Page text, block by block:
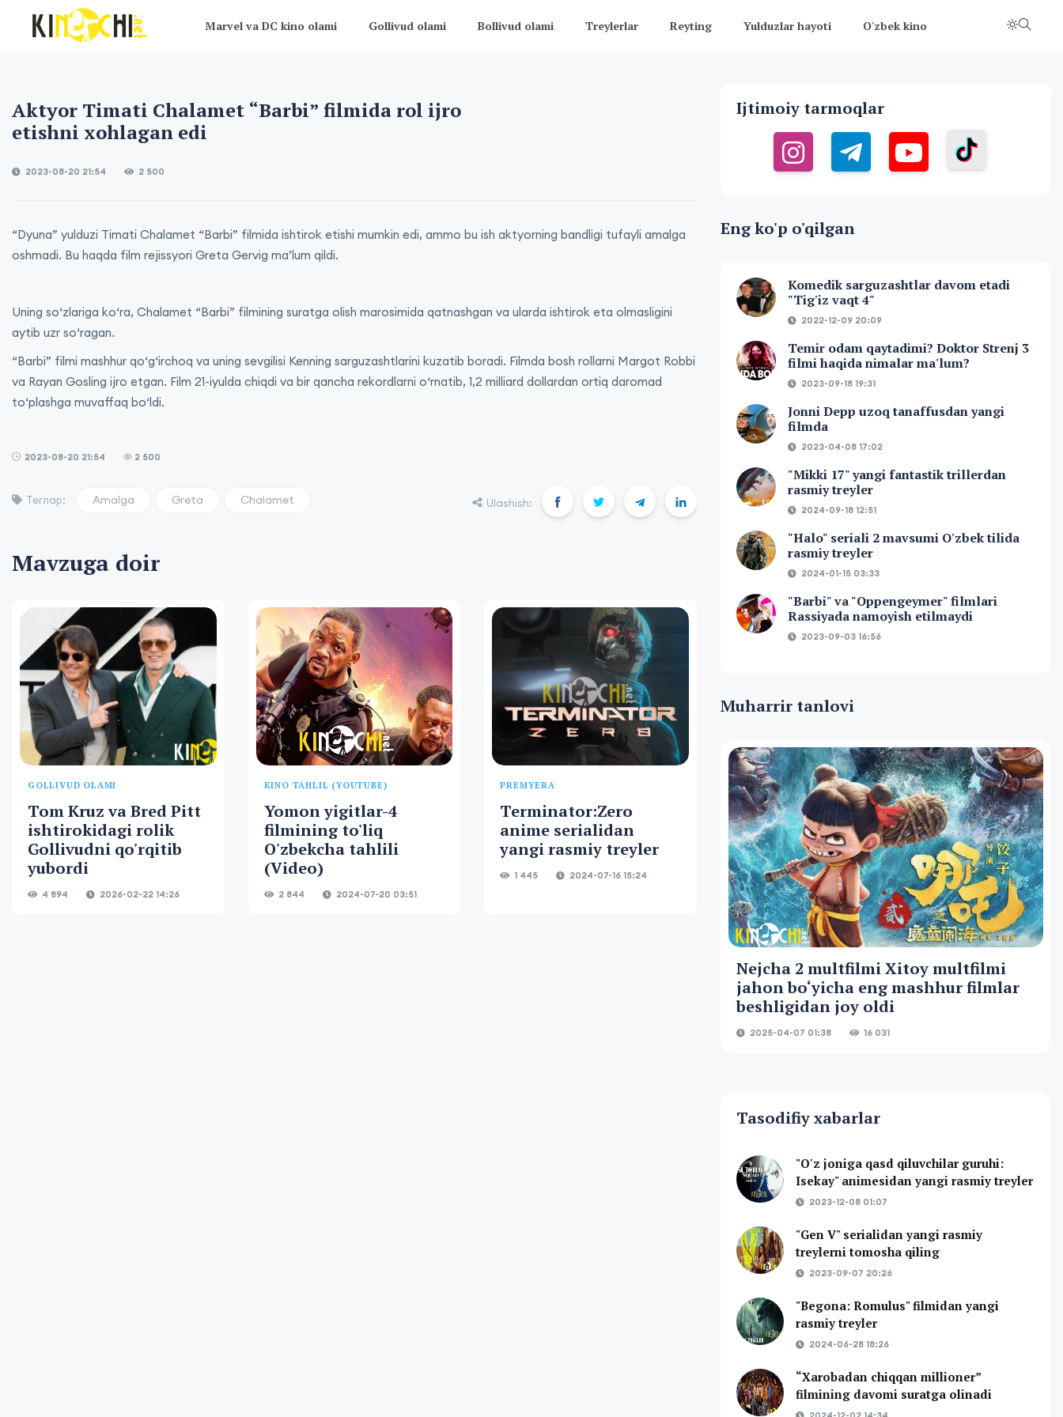
Marvel va DC kino olami Gollivud olami Bollivud olami Treylerlar Reyting Yulduzlar hayoti O'zbek kino
Aktyor Timati Chalamet “Barbi” filmida rol ijro
etishni xohlagan edi
2023-08-20 21:54 2 500
“Dyuna” yulduzi Timati Chalamet “Barbi” filmida ishtirok etishi mumkin edi, ammo bu ish aktyorning bandligi tufayli amalga
oshmadi. Bu haqda film rejissyori Greta Gervig ma’lum qildi.
Uning so‘zlariga ko‘ra, Chalamet “Barbi” filmining suratga olish marosimida qatnashgan va ularda ishtirok eta olmasligini
aytib uzr so‘ragan.
“Barbi” filmi mashhur qo‘g‘irchoq va uning sevgilisi Kenning sarguzashtlarini kuzatib boradi. Filmda bosh rollarni Margot Robbi
va Rayan Gosling ijro etgan. Film 21-iyulda chiqdi va bir qancha rekordlarni o‘rnatib, 1,2 milliard dollardan ortiq daromad
to‘plashga muvaffaq bo‘ldi.
2023-08-20 21:54 2 500
Теглар: Amalga Greta Chalamet Ulashish:
Mavzuga doir
GOLLIVUD OLAMI
Tom Kruz va Bred Pitt
ishtirokidagi rolik
Gollivudni qo'rqitib
yubordi
4 894 2026-02-22 14:26
KINO TAHLIL (YOUTUBE)
Yomon yigitlar-4
filmining to'liq
O'zbekcha tahlili
(Video)
2 844 2024-07-20 03:51
PREMYERA
Terminator:Zero
anime serialidan
yangi rasmiy treyler
1 445 2024-07-16 15:24
Ijtimoiy tarmoqlar
Eng ko'p o'qilgan
Komedik sarguzashtlar davom etadi
"Tig'iz vaqt 4"
2022-12-09 20:09
Temir odam qaytadimi? Doktor Strenj 3
filmi haqida nimalar ma'lum?
2023-09-18 19:31
Jonni Depp uzoq tanaffusdan yangi
filmda
2023-04-08 17:02
"Mikki 17" yangi fantastik trillerdan
rasmiy treyler
2024-09-18 12:51
"Halo" seriali 2 mavsumi O'zbek tilida
rasmiy treyler
2024-01-15 03:33
"Barbi" va "Oppengeymer" filmlari
Rassiyada namoyish etilmaydi
2023-09-03 16:56
Muharrir tanlovi
Nejcha 2 multfilmi Xitoy multfilmi
jahon bo‘yicha eng mashhur filmlar
beshligidan joy oldi
2025-04-07 01:38 16 031
Tasodifiy xabarlar
"O'z joniga qasd qiluvchilar guruhi:
Isekay" animesidan yangi rasmiy treyler
2023-12-08 01:07
"Gen V" serialidan yangi rasmiy
treylerni tomosha qiling
2023-09-07 20:26
"Begona: Romulus" filmidan yangi
rasmiy treyler
2024-06-28 18:26
“Xarobadan chiqqan millioner”
filmining davomi suratga olinadi